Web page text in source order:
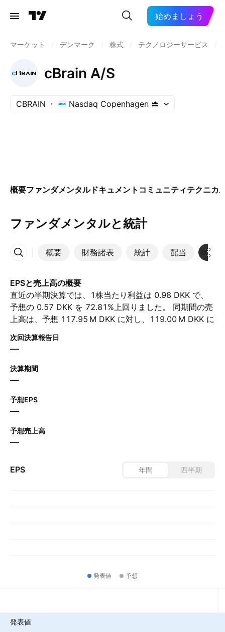
始めましょう
マーケット デンマーク 株式 テクノロジーサービス
cBrain A/S
CBRAIN Nasdaq Copenhagen
概要ファンダメンタルドキュメント コミュニティテクニカ
ファンダメンタルと統計
概要 財務諸表 統計 配当 決算
その他
EPSと売上高の概要
直近の半期決算では、1株当たり利益は 0.98 DKK で、
予想の 0.57 DKK を 72.81%上回りました。 同期間の売
上高は、予想 ‪117.95 M‬ DKK に対し、‪119.00 M‬ DKK に
達しました。 次の半期について、アナリストは1株当た
り利益が 1.21 DKK、売上高が ‪137.00 M‬ DKK と予想し
次回決算報告日
—
決算期間
—
予想EPS
—
予想売上高
—
EPS 年間 四半期
発表値 予想
発表値